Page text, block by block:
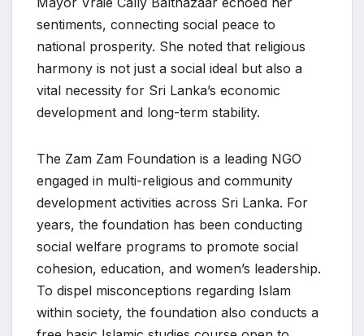
sentiments, connecting social peace to
national prosperity. She noted that religious
harmony is not just a social ideal but also a
vital necessity for Sri Lanka’s economic
development and long-term stability.
The Zam Zam Foundation is a leading NGO
engaged in multi-religious and community
development activities across Sri Lanka. For
years, the foundation has been conducting
social welfare programs to promote social
cohesion, education, and women’s leadership.
To dispel misconceptions regarding Islam
within society, the foundation also conducts a